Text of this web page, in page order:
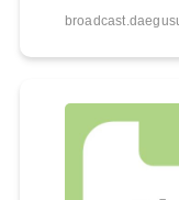
건강한 머리를 유
가 필요하니 참
하세요 탈모증상 확인> 입꼬리보톡스 확인> 트루스컬프
확인> 입꼬리보톡스 대전 사각턱 보톡스 시술 시 부작용
이 발생할 수 있